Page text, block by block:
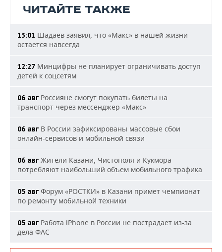
ЧИТАЙТЕ ТАКЖЕ
13:01 Шадаев заявил, что «Макс» в нашей жизни
остается навсегда
12:27 Минцифры не планирует ограничивать доступ
детей к соцсетям
06 авг Россияне смогут покупать билеты на
транспорт через мессенджер «Макс»
06 авг В России зафиксированы массовые сбои
онлайн-сервисов и мобильной связи
06 авг Жители Казани, Чистополя и Кукмора
потребляют наибольший объем мобильного трафика
05 авг Форум «РОСТКИ» в Казани примет чемпионат
по ремонту мобильной техники
05 авг Работа iPhone в России не пострадает из-за
дела ФАС